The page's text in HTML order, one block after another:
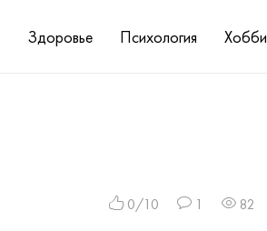
Здоровье Психология Хобби
0/10 1 82